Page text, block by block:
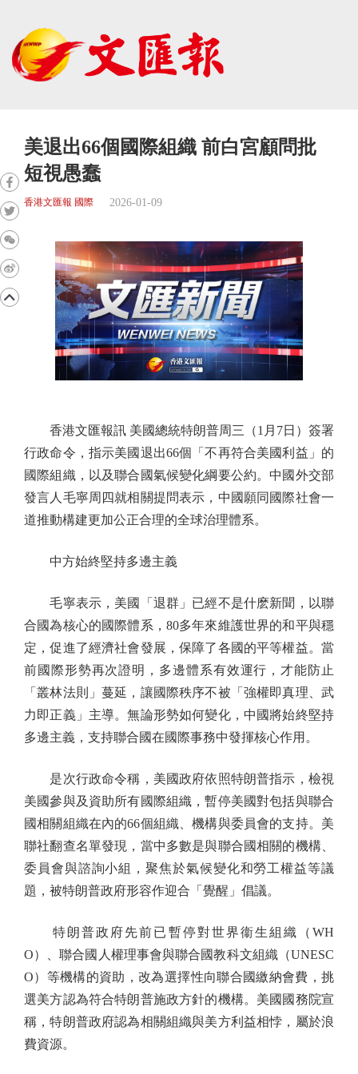
美退出66個國際組織 前白宮顧問批
短視愚蠢
香港文匯報 國際 2026-01-09
香港文匯報訊 美國總統特朗普周三（1月7日）簽署
行政命令，指示美國退出66個「不再符合美國利益」的
國際組織，以及聯合國氣候變化綱要公約。中國外交部
發言人毛寧周四就相關提問表示，中國願同國際社會一
道推動構建更加公正合理的全球治理體系。
中方始終堅持多邊主義
毛寧表示，美國「退群」已經不是什麽新聞，以聯
合國為核心的國際體系，80多年來維護世界的和平與穩
定，促進了經濟社會發展，保障了各國的平等權益。當
前國際形勢再次證明，多邊體系有效運行，才能防止
「叢林法則」蔓延，讓國際秩序不被「強權即真理、武
力即正義」主導。無論形勢如何變化，中國將始終堅持
多邊主義，支持聯合國在國際事務中發揮核心作用。
是次行政命令稱，美國政府依照特朗普指示，檢視
美國參與及資助所有國際組織，暫停美國對包括與聯合
國相關組織在內的66個組織、機構與委員會的支持。美
聯社翻查名單發現，當中多數是與聯合國相關的機構、
委員會與諮詢小組，聚焦於氣候變化和勞工權益等議
題，被特朗普政府形容作迎合「覺醒」倡議。
特朗普政府先前已暫停對世界衞生組織（WH
O）、聯合國人權理事會與聯合國教科文組織（UNESC
O）等機構的資助，改為選擇性向聯合國繳納會費，挑
選美方認為符合特朗普施政方針的機構。美國國務院宣
稱，特朗普政府認為相關組織與美方利益相悖，屬於浪
費資源。